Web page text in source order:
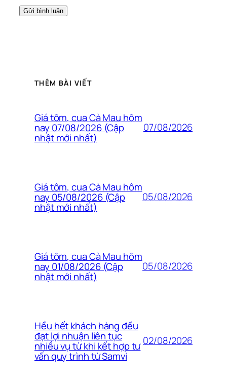
THÊM BÀI VIẾT
Giá tôm, cua Cà Mau hôm
nay 07/08/2026 (Cập
nhật mới nhất)
07/08/2026
Giá tôm, cua Cà Mau hôm
nay 05/08/2026 (Cập
nhật mới nhất)
05/08/2026
Giá tôm, cua Cà Mau hôm
nay 01/08/2026 (Cập
nhật mới nhất)
05/08/2026
Hều hết khách hàng đều
đạt lợi nhuận liên tục
nhiều vụ từ khi kết hợp tư
vấn quy trình từ Samvi
02/08/2026